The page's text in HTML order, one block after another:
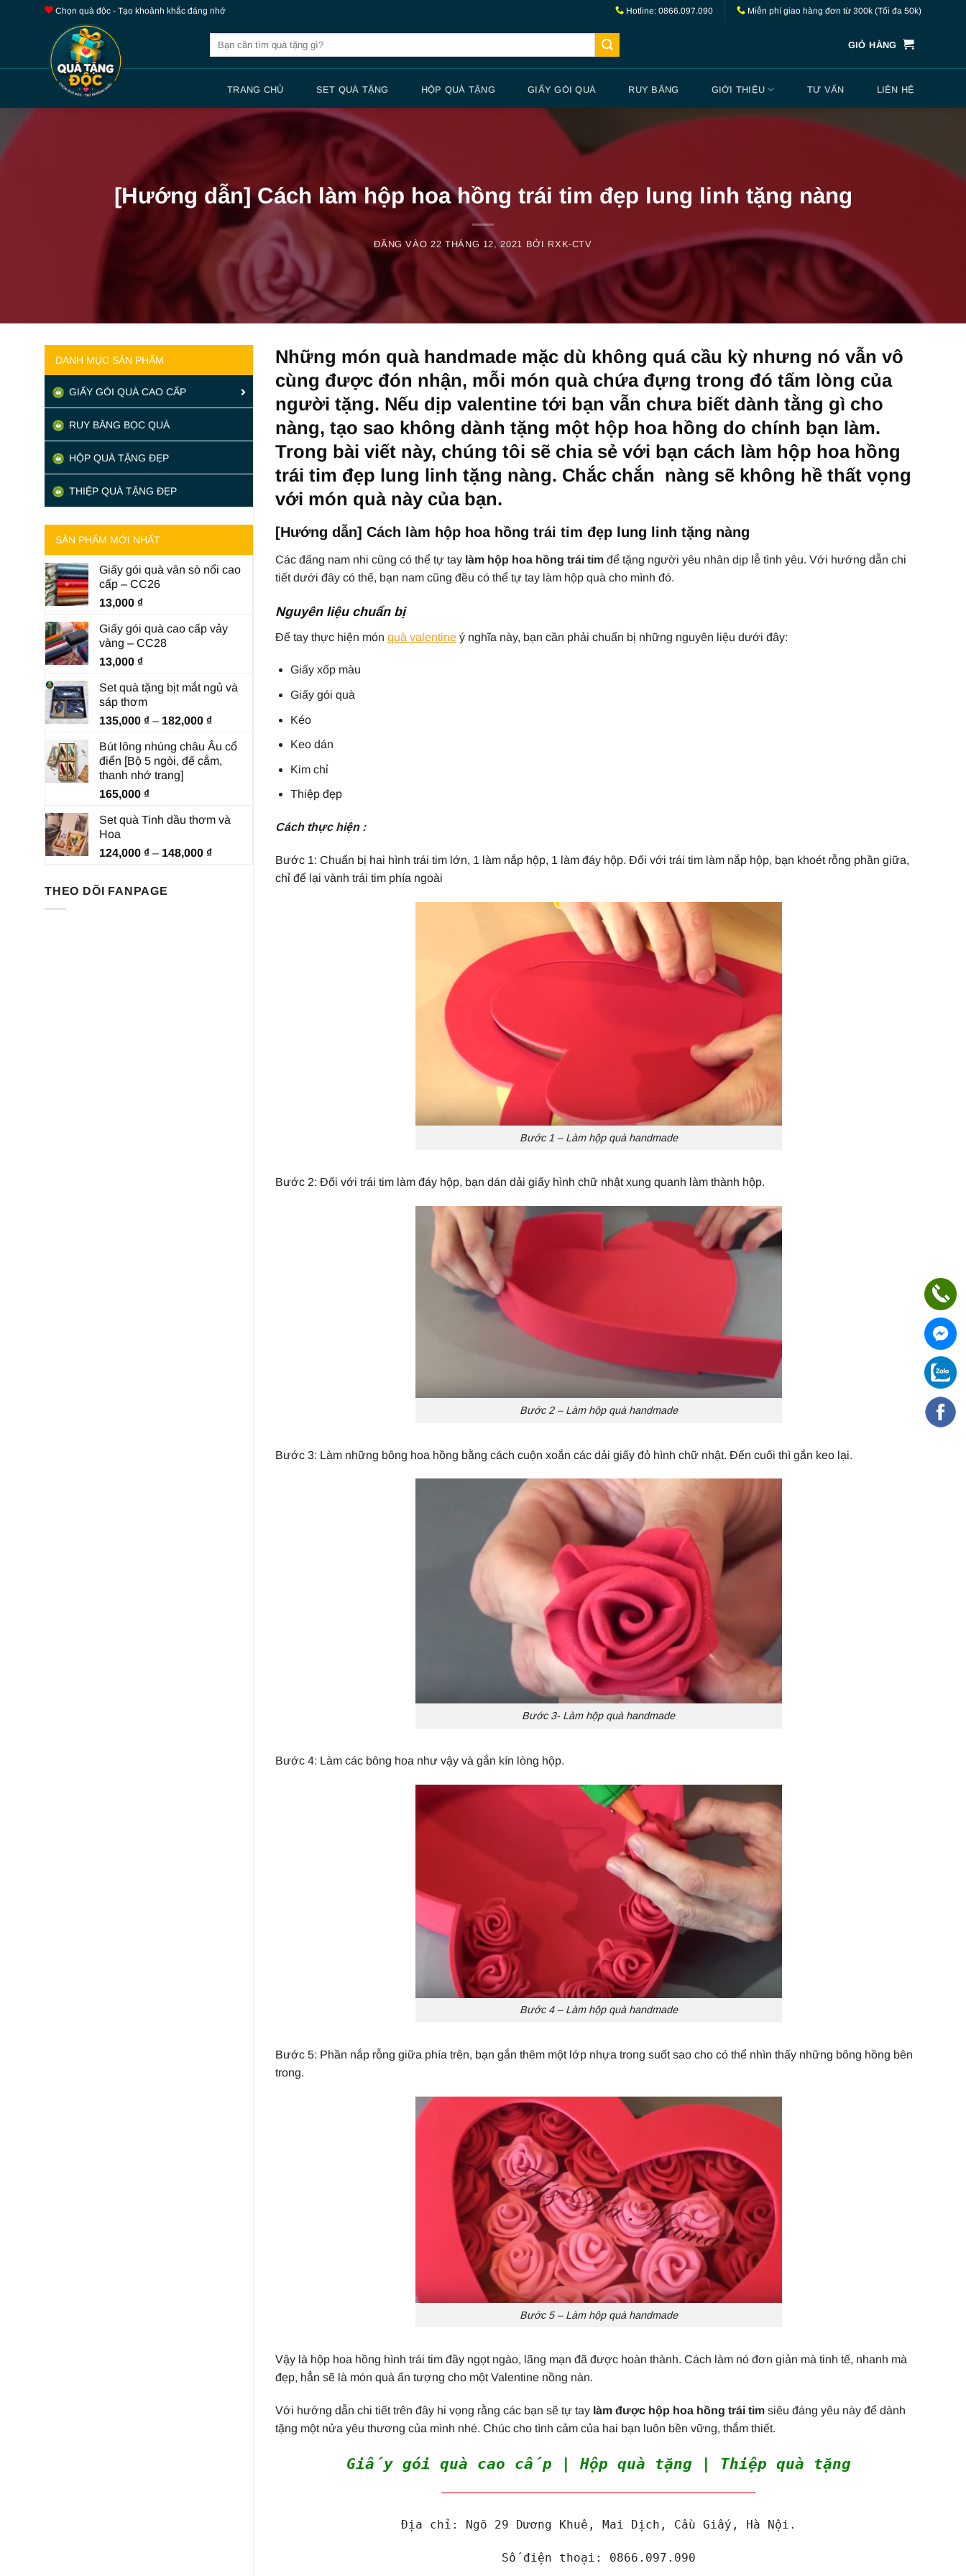
Chọn quà độc - Tạo khoảnh khắc đáng nhớ Hotline: 0866.097.090 Miễn phí giao hàng đơn từ 300k (Tối đa 50k)
kiếm:
GIỎ HÀNG
TRANG CHỦ SET QUÀ TẶNG HỘP QUÀ TẶNG GIẤY GÓI QUÀ RUY BĂNG GIỚI THIỆU TƯ VẤN LIÊN HỆ
[Hướng dẫn] Cách làm hộp hoa hồng trái tim đẹp lung linh tặng nàng
ĐĂNG VÀO22 THÁNG 12, 2021 BỞI RXK-CTV
DANH MỤC SẢN PHẨM
GIẤY GÓI QUÀ CAO CẤP
RUY BĂNG BỌC QUÀ
HỘP QUÀ TẶNG ĐẸP
THIỆP QUÀ TẶNG ĐẸP
SẢN PHẨM MỚI NHẤT
Giấy gói quà vân sò nổi cao
cấp – CC26
13,000 ₫
Giấy gói quà cao cấp vảy
vàng – CC28
13,000 ₫
Set quà tặng bịt mắt ngủ và
sáp thơm
135,000 ₫ – 182,000 ₫Khoảng
từ
135,000 ₫
Bút lông nhúng châu Âu cổ
điển [Bộ 5 ngòi, đế cắm,
thanh nhớ trang]
165,000 ₫
Set quà Tinh dầu thơm và
Hoa
124,000 ₫ – 148,000 ₫Khoảng
THEO DÕI FANPAGE
Những món quà handmade mặc dù không quá cầu kỳ nhưng nó vẫn vô
cùng được đón nhận, mỗi món quà chứa đựng trong đó tấm lòng của
người tặng. Nếu dịp valentine tới bạn vẫn chưa biết dành tằng gì cho
nàng, tạo sao không dành tặng một hộp hoa hồng do chính bạn làm.
Trong bài viết này, chúng tôi sẽ chia sẻ với bạn cách làm hộp hoa hồng
trái tim đẹp lung linh tặng nàng. Chắc chắn nàng sẽ không hề thất vọng
với món quà này của bạn.
[Hướng dẫn] Cách làm hộp hoa hồng trái tim đẹp lung linh tặng nàng
Các đấng nam nhi cũng có thể tự tay làm hộp hoa hồng trái tim để tặng người yêu nhân dịp lễ tình yêu. Với hướng dẫn chi
tiết dưới đây có thế, bạn nam cũng đều có thể tự tay làm hộp quà cho mình đó.
Nguyên liệu chuẩn bị
Để tay thực hiện món quà valentine ý nghĩa này, bạn cần phải chuẩn bị những nguyên liệu dưới đây:
Giấy xốp màu
Giấy gói quà
Kéo
Keo dán
Kim chỉ
Thiệp đẹp
Cách thực hiện :
Bước 1: Chuẩn bị hai hình trái tim lớn, 1 làm nắp hộp, 1 làm đáy hộp. Đối với trái tim làm nắp hộp, bạn khoét rỗng phần giữa,
chỉ để lại vành trái tim phía ngoài
Bước 1 – Làm hộp quà handmade
Bước 2: Đối với trái tim làm đáy hộp, bạn dán dải giấy hình chữ nhật xung quanh làm thành hộp.
Bước 2 – Làm hộp quà handmade
Bước 3: Làm những bông hoa hồng bằng cách cuộn xoắn các dải giấy đỏ hình chữ nhật. Đến cuối thì gắn keo lại.
Bước 3- Làm hộp quà handmade
Bước 4: Làm các bông hoa như vậy và gắn kín lòng hộp.
Bước 4 – Làm hộp quà handmade
Bước 5: Phần nắp rỗng giữa phía trên, bạn gắn thêm một lớp nhựa trong suốt sao cho có thể nhìn thấy những bông hồng bên
trong.
Bước 5 – Làm hộp quà handmade
Vậy là hộp hoa hồng hình trái tim đầy ngọt ngào, lãng mạn đã được hoàn thành. Cách làm nó đơn giản mà tinh tế, nhanh mà
đẹp, hẳn sẽ là món quà ấn tượng cho một Valentine nồng nàn.
Với hướng dẫn chi tiết trên đây hi vọng rằng các bạn sẽ tự tay làm được hộp hoa hồng trái tim siêu đáng yêu này để dành
tặng một nửa yêu thương của mình nhé. Chúc cho tình cảm của hai bạn luôn bền vững, thắm thiết.
Giấy gói quà cao cấp | Hộp quà tặng | Thiệp quà tặng
———————————————————————————-
Địa chỉ: Ngõ 29 Dương Khuê, Mai Dịch, Cầu Giấy, Hà Nội.
Số điện thoại: 0866.097.090